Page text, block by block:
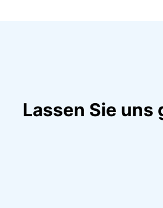
Lassen Sie uns